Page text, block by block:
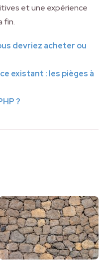
et une expérience
fin.
devriez acheter ou
existant : les pièges à
?